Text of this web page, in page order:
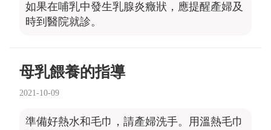
如果在哺乳中發生乳腺炎癥狀，應提醒產婦及
時到醫院就診。
母乳餵養的指導
2021-10-09
準備好熱水和毛巾，請產婦洗手。用溫熱毛巾